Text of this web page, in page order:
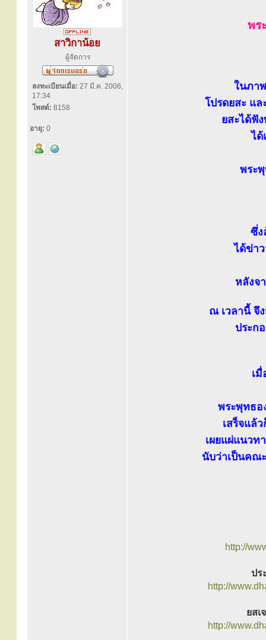
สาวิกาน้อย
ผู้จัดการ
ลงทะเบียนเมื่อ: 27 มี.ค. 2006,
17:34
โพสต์: 8158
อายุ: 0
พร
ในภา
โปรดยสะ แล
ยสะได้ฟั
ได้
พระ
ซึ่ง
ได้ข่า
หลังจ
ณ เวลานี้ จึ
ประก
เ
พระพุทธอ
เสร็จแล้
เผยแผ่แนวท
นับว่าเป็นคณ
http://
ปร
http://
ยส
http://